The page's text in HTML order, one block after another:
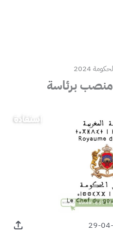
مباراة توظيف 16 منصب برئاسة